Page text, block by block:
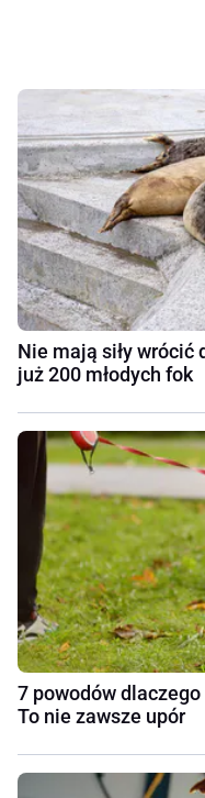
Nie mają siły wrócić
już 200 młodych fok
7 powodów
To nie zawsze upór